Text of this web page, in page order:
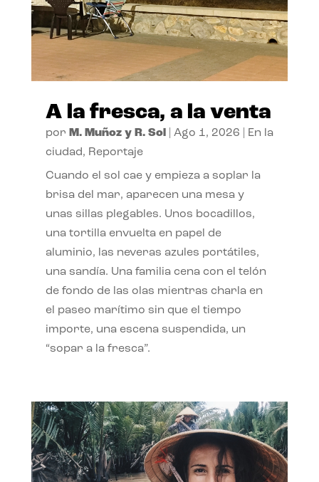
A la fresca, a la venta
por M. Muñoz y R. Sol| Ago 1, 2026
En la
ciudad, Reportaje
Cuando el sol cae y empieza a soplar la
brisa del mar, aparecen una mesa y
unas sillas plegables. Unos bocadillos,
una tortilla envuelta en papel de
aluminio, las neveras azules portátiles,
una sandía. Una familia cena con el telón
de fondo de las olas mientras charla en
el paseo marítimo sin que el tiempo
importe, una escena suspendida, un
“sopar a la fresca”.